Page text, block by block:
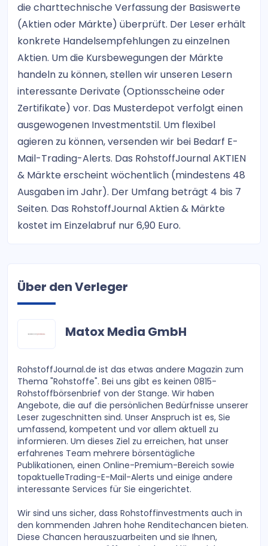
die charttechnische Verfassung der Basiswerte
(Aktien oder Märkte) überprüft. Der Leser erhält
konkrete Handelsempfehlungen zu einzelnen
Aktien. Um die Kursbewegungen der Märkte
handeln zu können, stellen wir unseren Lesern
interessante Derivate (Optionsscheine oder
Zertifikate) vor. Das Musterdepot verfolgt einen
ausgewogenen Investmentstil. Um flexibel
agieren zu können, versenden wir bei Bedarf E-
Mail-Trading-Alerts. Das RohstoffJournal AKTIEN
& Märkte erscheint wöchentlich (mindestens 48
Ausgaben im Jahr). Der Umfang beträgt 4 bis 7
Seiten. Das RohstoffJournal Aktien & Märkte
kostet im Einzelabruf nur 6,90 Euro.
Über den Verleger
Matox Media GmbH
RohstoffJournal.de ist das etwas andere Magazin zum
Thema "Rohstoffe". Bei uns gibt es keinen 0815-
Rohstoffbörsenbrief von der Stange. Wir haben
Angebote, die auf die persönlichen Bedürfnisse unserer
Leser zugeschnitten sind. Unser Anspruch ist es, Sie
umfassend, kompetent und vor allem aktuell zu
informieren. Um dieses Ziel zu erreichen, hat unser
erfahrenes Team mehrere börsentägliche
Publikationen, einen Online-Premium-Bereich sowie
topaktuelleTrading-E-Mail-Alerts und einige andere
interessante Services für Sie eingerichtet.
Wir sind uns sicher, dass Rohstoffinvestments auch in
den kommenden Jahren hohe Renditechancen bieten.
Diese Chancen herauszuarbeiten und sie Ihnen,